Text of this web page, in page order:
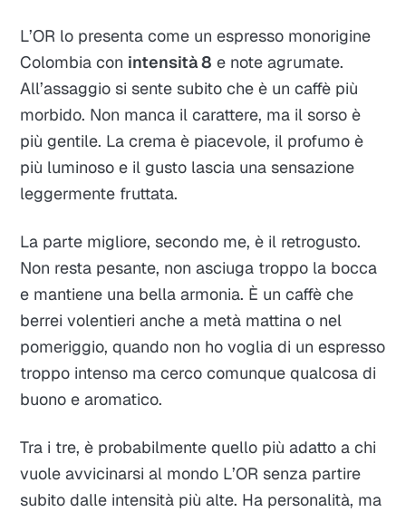
L’OR lo presenta come un espresso monorigine
Colombia con intensità 8 e note agrumate.
All’assaggio si sente subito che è un caffè più
morbido. Non manca il carattere, ma il sorso è
più gentile. La crema è piacevole, il profumo è
più luminoso e il gusto lascia una sensazione
leggermente fruttata.
La parte migliore, secondo me, è il retrogusto.
Non resta pesante, non asciuga troppo la bocca
e mantiene una bella armonia. È un caffè che
berrei volentieri anche a metà mattina o nel
pomeriggio, quando non ho voglia di un espresso
troppo intenso ma cerco comunque qualcosa di
buono e aromatico.
Tra i tre, è probabilmente quello più adatto a chi
vuole avvicinarsi al mondo L’OR senza partire
subito dalle intensità più alte. Ha personalità, ma